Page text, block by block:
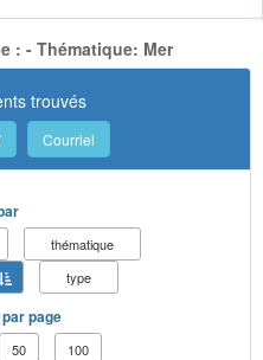
: - Thématique: Mer
trouvés
Courriel
thématique
type
page
50 100